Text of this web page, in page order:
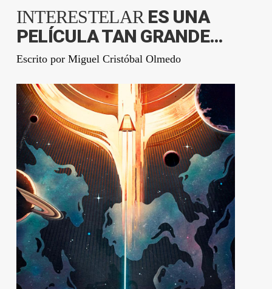
INTERESTELARES UNA
PELÍCULA TAN GRANDE…
Escrito por Miguel Cristóbal Olmedo